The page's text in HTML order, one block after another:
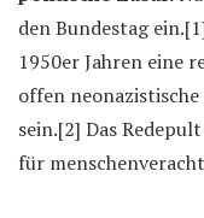
den Bundestag
1950er Jahren eine
offen
sein.[2] Das
für